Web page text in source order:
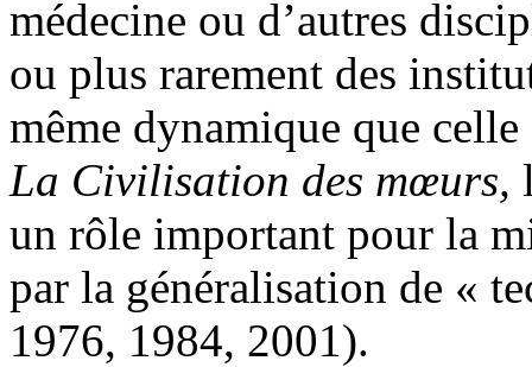
médecine ou d’autres
ou plus rarement des
même dynamique que
La Civilisation des mœurs,
un rôle important pour la
par la généralisation de «
1976, 1984, 2001).